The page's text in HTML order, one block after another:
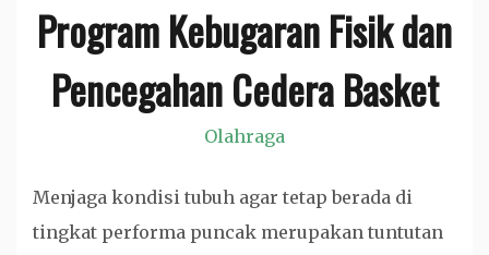
Program Kebugaran Fisik dan
Pencegahan Cedera Basket
Olahraga
Menjaga kondisi tubuh agar tetap berada di
tingkat performa puncak merupakan tuntutan